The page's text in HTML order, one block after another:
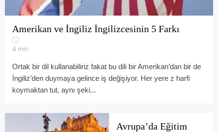
Amerikan ve İngiliz İngilizcesinin 5 Farkı
4 min
Ortak bir dil kullanabiliriz fakat bu dili bir Amerikan’dan bir de
İngiliz’den duymaya gelince iş değişiyor. Her yere z harfi
koymaktan tut, aynı şeki...
Avrupa’da Eğitim